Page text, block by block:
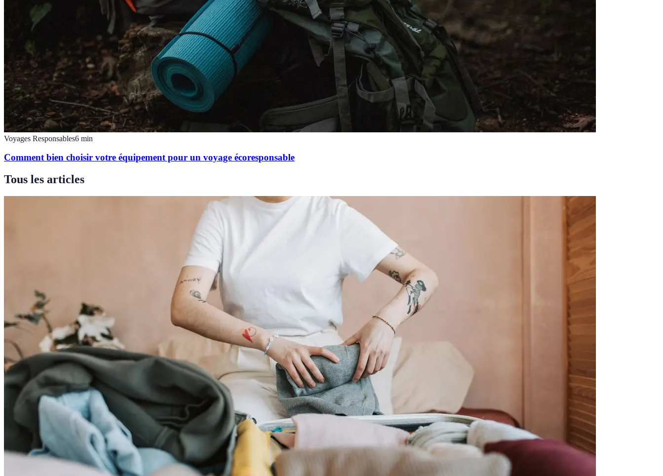
Voyages Responsables6 min
Comment bien choisir votre équipement pour un voyage écoresponsable
Tous les articles